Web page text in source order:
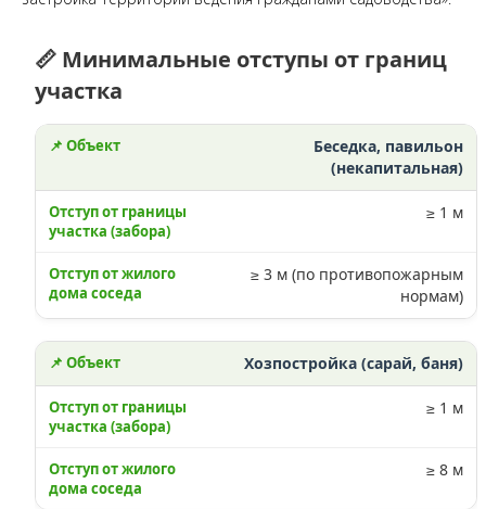
📏 Минимальные отступы от границ
участка
Беседка, павильон
(некапитальная)
≥ 1 м
≥ 3 м (по противопожарным
нормам)
Хозпостройка (сарай, баня)
≥ 1 м
≥ 8 м